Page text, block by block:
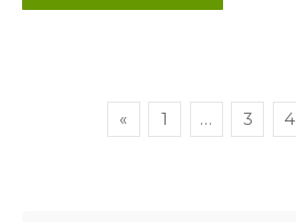
Навигация
« 1 … 3 4